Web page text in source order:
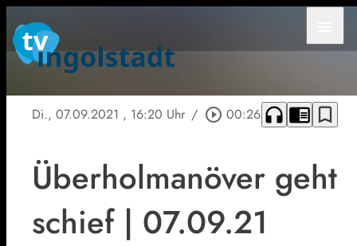
Di., 07.09.2021 , 16:20 Uhr / play_circle_outline 00:26 headphones chrome_reader_mode bookmark_border
Überholmanöver geht
schief | 07.09.21